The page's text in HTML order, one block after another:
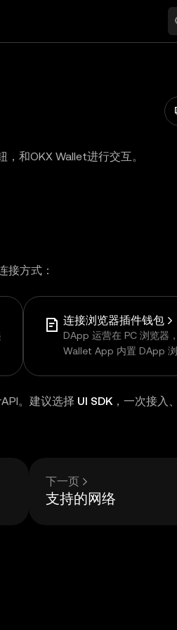
和OKX Wallet进行交互。
接方式：
连接浏览器插件钱包
DApp 运营在 PC 浏览器
Wallet App 内置 DApp
。建议选择 UI SDK，一次接入
下一页
支持的网络